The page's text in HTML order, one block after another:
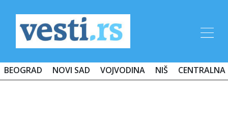
BEOGRAD NOVI SAD VOJVODINA NIŠ CENTRALNA